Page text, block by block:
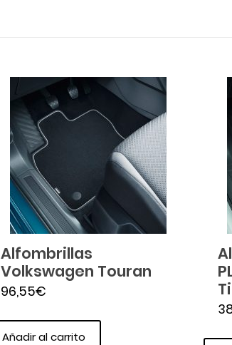
Alfombrillas
Volkswagen Touran
96,55€
Añadir al carrito